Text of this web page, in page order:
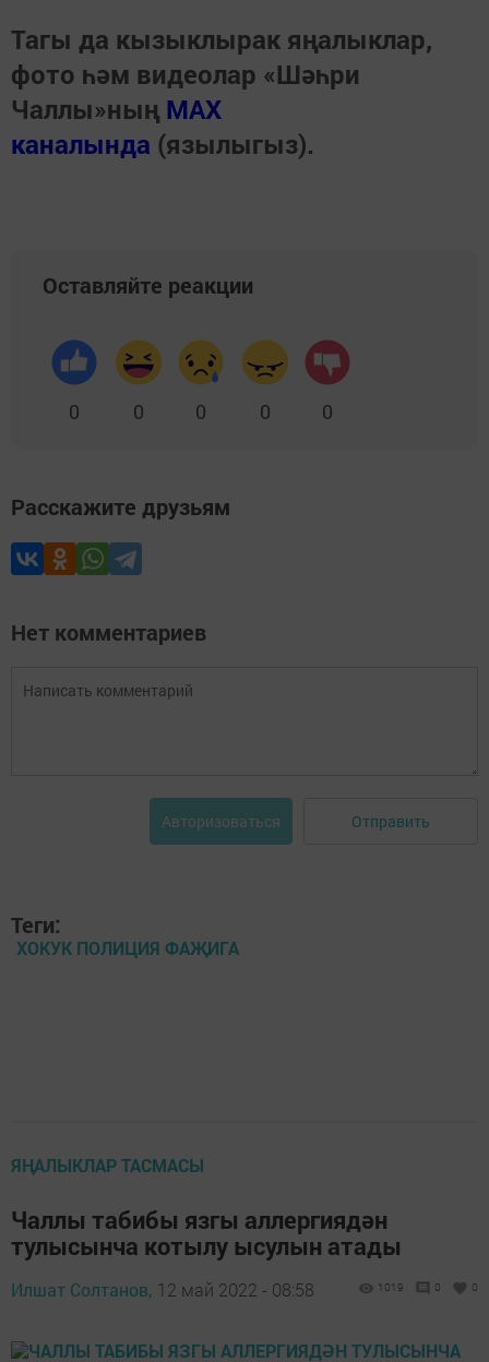
Тагы да кызыклырак яңалыклар,
фото һәм видеолар «Шәһри
Чаллы»ның MAX
каналында (язылыгыз).
Оставляйте реакции
0 0 0 0 0
Расскажите друзьям
Нет комментариев
Авторизоваться Отправить
Теги:
ХОКУК ПОЛИЦИЯ ФАҖИГА
ЯҢАЛЫКЛАР ТАСМАСЫ
Чаллы табибы язгы аллергиядән
тулысынча котылу ысулын атады
Илшат Солтанов, 12 май 2022 - 08:58 1019 0 0